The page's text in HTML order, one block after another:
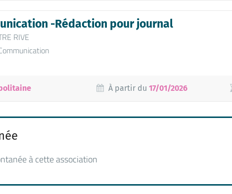
-Rédaction pour journal
RIVE
À partir du17/01/2026
à cette association